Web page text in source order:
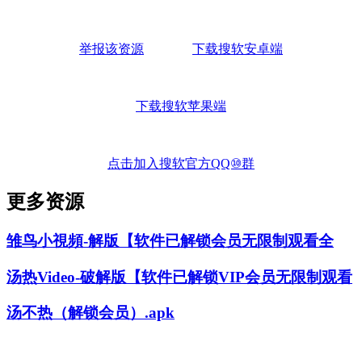
举报该资源 下载搜软安卓端
下载搜软苹果端
点击加入搜软官方QQ⑩群
更多资源
雏鸟小視頻-解版【软件已解锁会员无限制观看全
汤热Video-破解版【软件已解锁VIP会员无限制观看
汤不热（解锁会员）.apk